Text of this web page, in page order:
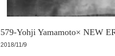
579-Yohji Yamamoto× NEW
2018/11/9